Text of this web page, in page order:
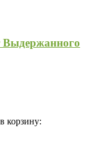
корзину: